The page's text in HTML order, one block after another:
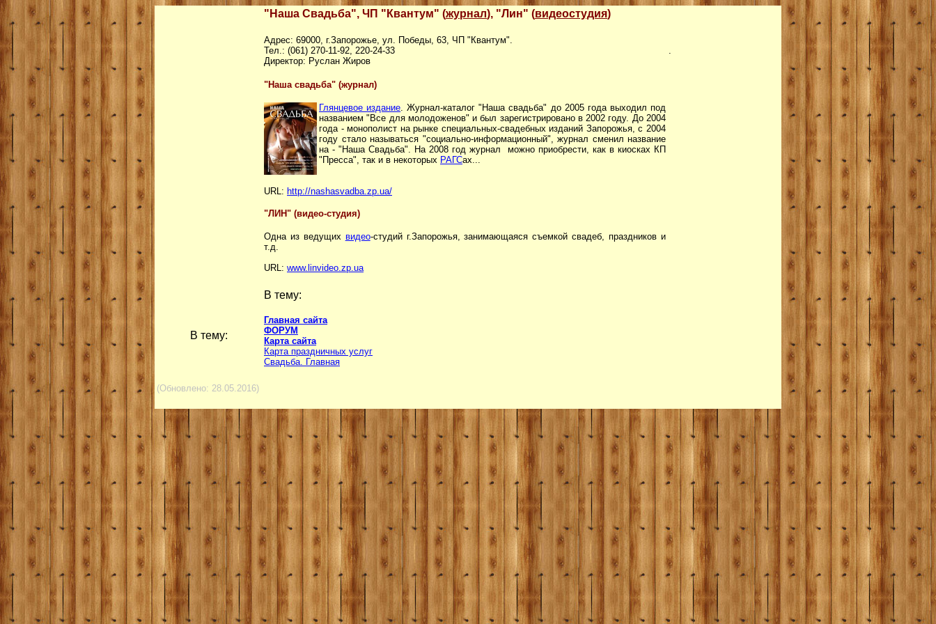
"Наша Свадьба", ЧП "Квантум" (журнал), "Лин" (видеостудия)
Адрес: 69000, г.Запорожье, ул. Победы, 63, ЧП "Квантум".
Тел.: (061) 270-11-92, 220-24-33
Директор: Руслан Жиров
.
"Наша свадьба" (журнал)
Глянцевое издание . Журнал-каталог "Наша свадьба" до 2005 года выходил под
названием "Все для молодоженов" и был зарегистрировано в 2002 году. До 2004
года - монополист на рынке специальных-свадебных изданий Запорожья, с 2004
году стало называться "социально-информационный", журнал сменил название
на - "Наша Свадьба". На 2008 год журнал можно приобрести, как в киосках КП
"Пресса", так и в некоторых РАГСах...
URL: http://nashasvadba.zp.ua/
"ЛИН" (видео-cтудия)
Одна из ведущих видео-студий г.Запорожья, занимающаяся съемкой свадеб, праздников и
т.д.
URL: www.linvideo.zp.ua
В тему:
В тему:
Главная сайта
ФОРУМ
Карта сайта
Карта праздничных услуг
Свадьба. Главная
(Обновлено: 28.05.2016)